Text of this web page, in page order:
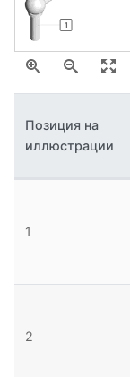
1
Позиция на
иллюстрации
1
2